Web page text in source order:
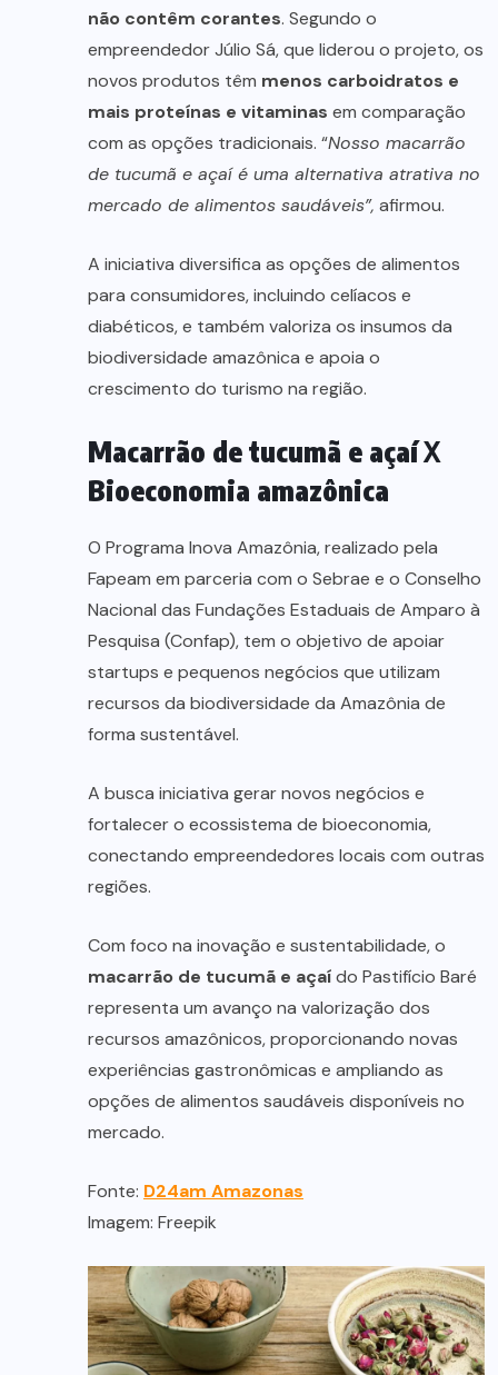
não contêm corantes. Segundo o
empreendedor Júlio Sá, que liderou o projeto, os
novos produtos têm menos carboidratos e
mais proteínas e vitaminas em comparação
com as opções tradicionais. “Nosso macarrão
de tucumã e açaí é uma alternativa atrativa no
mercado de alimentos saudáveis”, afirmou.
A iniciativa diversifica as opções de alimentos
para consumidores, incluindo celíacos e
diabéticos, e também valoriza os insumos da
biodiversidade amazônica e apoia o
crescimento do turismo na região.
Macarrão de tucumã e açaíX
Bioeconomia amazônica
O Programa Inova Amazônia, realizado pela
Fapeam em parceria com o Sebrae e o Conselho
Nacional das Fundações Estaduais de Amparo à
Pesquisa (Confap), tem o objetivo de apoiar
startups e pequenos negócios que utilizam
recursos da biodiversidade da Amazônia de
forma sustentável.
A busca iniciativa gerar novos negócios e
fortalecer o ecossistema de bioeconomia,
conectando empreendedores locais com outras
regiões.
Com foco na inovação e sustentabilidade, o
macarrão de tucumã e açaído Pastifício Baré
representa um avanço na valorização dos
recursos amazônicos, proporcionando novas
experiências gastronômicas e ampliando as
opções de alimentos saudáveis ​​disponíveis no
mercado.
Fonte: D24am Amazonas
Imagem: Freepik